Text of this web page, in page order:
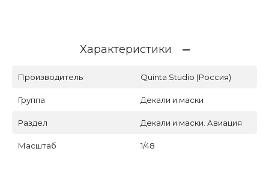
Характеристики
Производитель Quinta Studio (Россия)
Группа Декали и маски
Раздел Декали и маски. Авиация
Масштаб 1/48